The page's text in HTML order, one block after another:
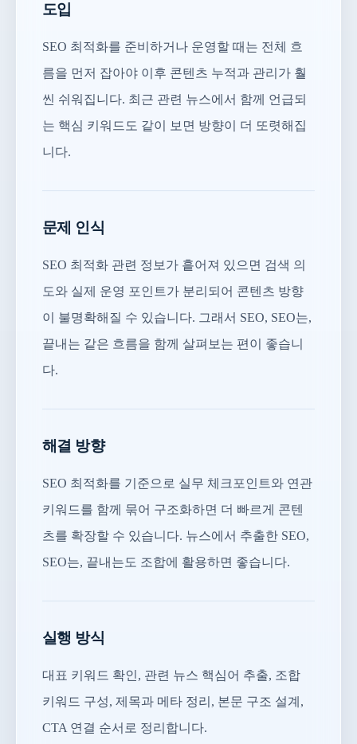
도입
SEO 최적화를 준비하거나 운영할 때는 전체 흐
름을 먼저 잡아야 이후 콘텐츠 누적과 관리가 훨
씬 쉬워집니다. 최근 관련 뉴스에서 함께 언급되
는 핵심 키워드도 같이 보면 방향이 더 또렷해집
니다.
문제 인식
SEO 최적화 관련 정보가 흩어져 있으면 검색 의
도와 실제 운영 포인트가 분리되어 콘텐츠 방향
이 불명확해질 수 있습니다. 그래서 SEO, SEO는,
끝내는 같은 흐름을 함께 살펴보는 편이 좋습니
다.
해결 방향
SEO 최적화를 기준으로 실무 체크포인트와 연관
키워드를 함께 묶어 구조화하면 더 빠르게 콘텐
츠를 확장할 수 있습니다. 뉴스에서 추출한 SEO,
SEO는, 끝내는도 조합에 활용하면 좋습니다.
실행 방식
대표 키워드 확인, 관련 뉴스 핵심어 추출, 조합
키워드 구성, 제목과 메타 정리, 본문 구조 설계,
CTA 연결 순서로 정리합니다.